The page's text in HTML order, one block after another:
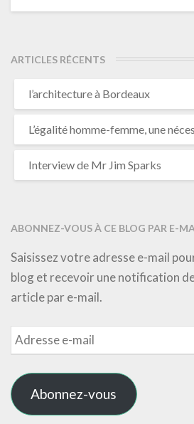
ARTICLES RÉCENTS
l’architecture à Bordeaux
L’égalité homme-femme, une
Interview de Mr Jim Sparks
ABONNEZ-VOUS À CE BLOG PAR E-
Saisissez votre adresse e-mail
blog et recevoir une notification
article par e-mail.
Adresse
e-
mail
Abonnez-vous